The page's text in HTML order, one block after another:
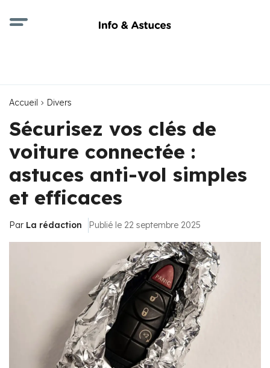
Accueil Divers
Sécurisez vos clés de
voiture connectée :
astuces anti-vol simples
et efficaces
Par La rédaction Publié le 22 septembre 2025